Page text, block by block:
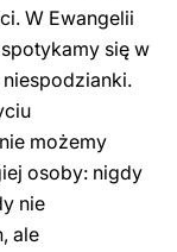
W Ewangelii
się w
niespodzianki.
możemy
osoby: nigdy
nie
ale